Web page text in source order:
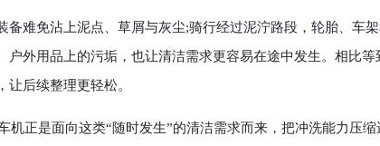
难免沾上泥点、草屑与灰尘;骑行经过泥泞路段，轮胎、车架
户外用品上的污垢，也让清洁需求更容易在途中发生。相比
让后续整理更轻松。
正是面向这类“随时发生”的清洁需求而来，把冲洗能力压缩